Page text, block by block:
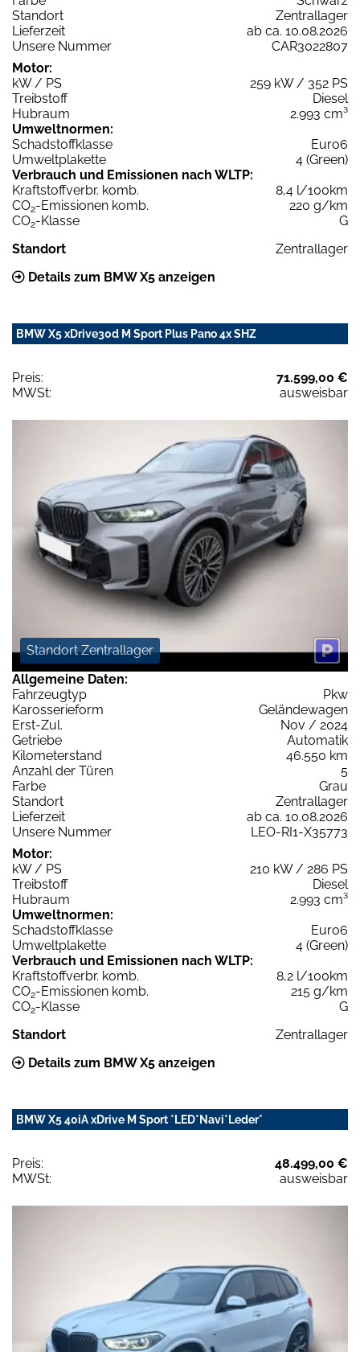
Standort
Zentrallager
Lieferzeit
ab ca. 10.08.2026
Unsere Nummer
CAR3022807
Motor:
kW / PS
259 kW / 352 PS
Treibstoff
Diesel
Hubraum
2.993 cm³
Umweltnormen:
Schadstoffklasse
Euro6
Umweltplakette
4 (Green)
Verbrauch und Emissionen nach WLTP:
Kraftstoffverbr. komb.
8,4 l/100km
CO2-Emissionen komb.
220 g/km
CO2-Klasse
G
Standort
Zentrallager
Details zum BMW X5 anzeigen
BMW X5 xDrive30d M Sport Plus Pano 4x SHZ
Preis:
71.599,00 €
MWSt:
ausweisbar
Standort Zentrallager
Allgemeine Daten:
Fahrzeugtyp
Pkw
Karosserieform
Geländewagen
Erst-Zul.
Nov / 2024
Getriebe
Automatik
Kilometerstand
46.550 km
Anzahl der Türen
5
Farbe
Grau
Standort
Zentrallager
Lieferzeit
ab ca. 10.08.2026
Unsere Nummer
LEO-RI1-X35773
Motor:
kW / PS
210 kW / 286 PS
Treibstoff
Diesel
Hubraum
2.993 cm³
Umweltnormen:
Schadstoffklasse
Euro6
Umweltplakette
4 (Green)
Verbrauch und Emissionen nach WLTP:
Kraftstoffverbr. komb.
8,2 l/100km
CO2-Emissionen komb.
215 g/km
CO2-Klasse
G
Standort
Zentrallager
Details zum BMW X5 anzeigen
BMW X5 40iA xDrive M Sport *LED*Navi*Leder*
Preis:
48.499,00 €
MWSt:
ausweisbar